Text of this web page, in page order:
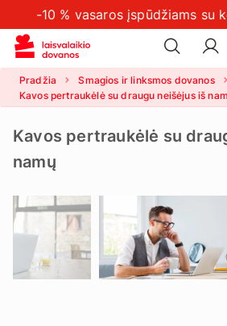
-10 % vasaros įspūdžiams su
Pradžia
Smagios ir linksmos dovanos
Kavos pertraukėlė su draugu neišėjus iš
Kavos pertraukėlė su
namų
nustatymus